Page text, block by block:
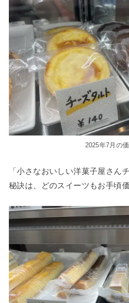
2025年7月の
「小さなおいしい洋菓子屋さん
秘訣は、どのスイーツもお手頃